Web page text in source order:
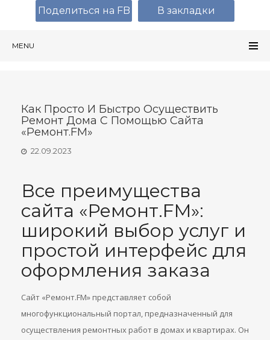
MENU
Как Просто И Быстро Осуществить
Ремонт Дома С Помощью Сайта
«Ремонт.FM»
22.09.2023
Все преимущества
сайта «Ремонт.FM»:
широкий выбор услуг и
простой интерфейс для
оформления заказа
Сайт «Ремонт.FM» представляет собой
многофункциональный портал, предназначенный для
осуществления ремонтных работ в домах и квартирах. Он
Поделиться на FB В закладки